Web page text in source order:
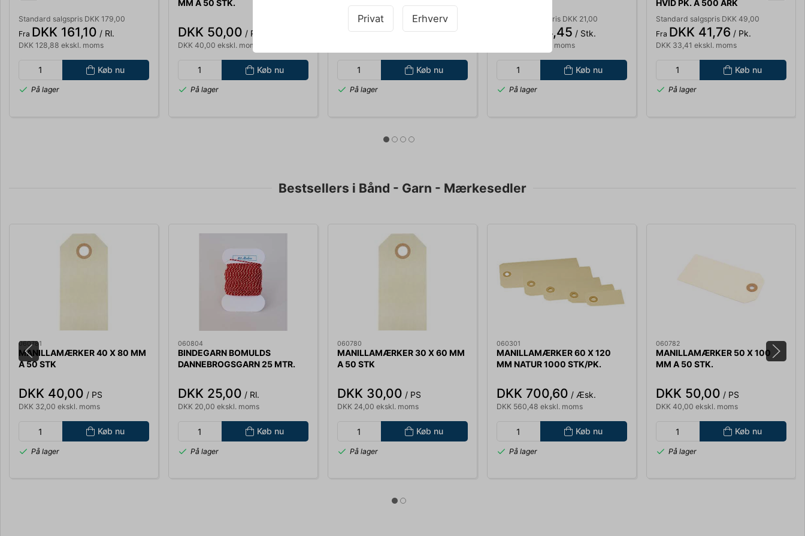
Privat Erhverv
Standard salgspris DKK 179,00
Fra DKK 161,10 / Rl.
DKK 128,88 ekskl. moms
Køb nu
På lager
MM A 50 STK.
DKK 50,00 / PS
DKK 40,00 ekskl. moms
Køb nu
På lager
0,6MM SORT
Standard salgspris DKK 29,00
DKK 24,23/ Stk.
Køb nu
På lager
Standard salgspris DKK 21,00
DKK 14,45 / Stk.
DKK 11,56 ekskl. moms
Køb nu
På lager
HVID PK. A 500 ARK
INKJET/KOPI/LASER
Standard salgspris DKK 49,00
Fra DKK 41,76 / Pk.
DKK 33,41 ekskl. moms
Køb nu
På lager
Bestsellers i Bånd - Garn - Mærkesedler
060781
MANILLAMÆRKER 40 X 80 MM
A 50 STK
DKK 40,00 / PS
DKK 32,00 ekskl. moms
Køb nu
På lager
060804
BINDEGARN BOMULDS
DANNEBROGSGARN 25 MTR.
DKK 25,00 / Rl.
DKK 20,00 ekskl. moms
Køb nu
På lager
060780
MANILLAMÆRKER 30 X 60 MM
A 50 STK
DKK 30,00 / PS
DKK 24,00 ekskl. moms
Køb nu
På lager
060301
MANILLAMÆRKER 60 X 120
MM NATUR 1000 STK/PK.
DKK 700,60 / Æsk.
DKK 560,48 ekskl. moms
Køb nu
På lager
060782
MANILLAMÆRKER 50 X 100
MM A 50 STK.
DKK 50,00 / PS
DKK 40,00 ekskl. moms
Køb nu
På lager